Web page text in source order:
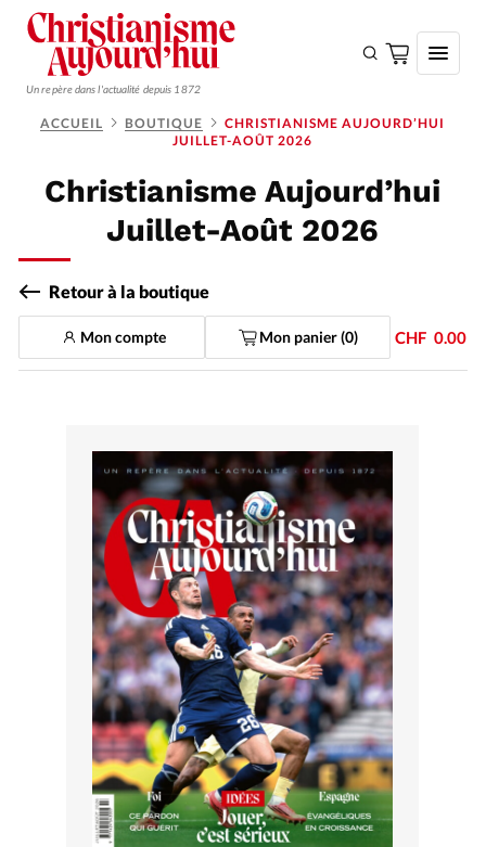
Un repère dans l'actualité depuis 1872
S'ABONNER
Monde
Tous les articles
Faire un don
Se connecter
Édition: Internationale
Devise:CHF
RUBRIQUES
Tous les articles
Actualité chrétienne
Actualité internationale
Chronique
Culture
Dossier
Eglises Foi Génération réveil
Monde
Opinions
Publireportage
Relations Aujourd'hui
Tour du monde des Eglises
Trait d'Ixène
Vie Intérieure
ACCUEIL BOUTIQUE
CHRISTIANISME AUJOURD’HUI
JUILLET-AOÛT 2026
Christianisme Aujourd’hui
Juillet-Août 2026
Retour à la boutique
Mon compte Mon panier (0) CHF 0.00